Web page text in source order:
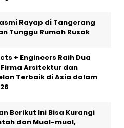
Rayap di Tangerang
Tunggu Rumah Rusak
+ Engineers Raih Dua
Arsitektur dan
Terbaik di Asia dalam
Berikut Ini Bisa Kurangi
dan Mual-mual,